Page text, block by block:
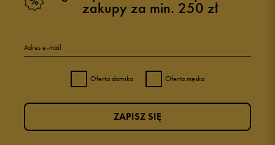
zakupy za min. 250 zł
Adres e-mail
Oferta damska Oferta męska
ZAPISZ SIĘ